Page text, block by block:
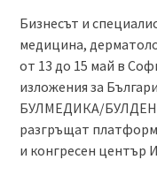
Бизнесът и
медицина,
от 13 до 15 май в
изложения за
БУЛМЕДИКА/
разгръщат
и конгресен център